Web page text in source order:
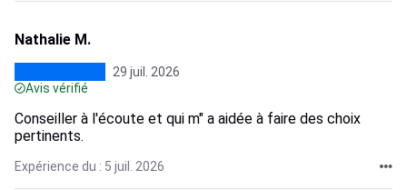
Nathalie M.
29 juil. 2026
Avis vérifié
Conseiller à l'écoute et qui m" a aidée à faire des choix
pertinents.
Expérience du : 5 juil. 2026